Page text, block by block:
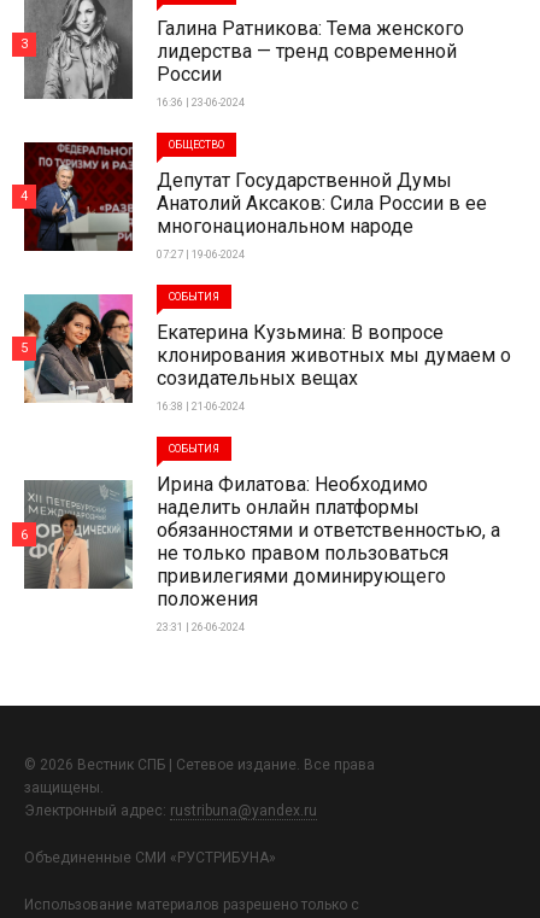
Галина Ратникова: Тема женского
лидерства — тренд современной
России
16:36 | 23-06-2024
3
ОБЩЕСТВО
Депутат Государственной Думы
Анатолий Аксаков: Сила России в ее
многонациональном народе
07:27 | 19-06-2024
4
СОБЫТИЯ
Екатерина Кузьмина: В вопросе
клонирования животных мы думаем о
созидательных вещах
16:38 | 21-06-2024
5
СОБЫТИЯ
Ирина Филатова: Необходимо
наделить онлайн платформы
обязанностями и ответственностью, а
не только правом пользоваться
привилегиями доминирующего
положения
23:31 | 26-06-2024
6
© 2026 Вестник СПБ | Сетевое издание. Все права
защищены.
Электронный адрес: rustribuna@yandex.ru
Объединенные СМИ «РУСТРИБУНА»
Использование материалов разрешено только с